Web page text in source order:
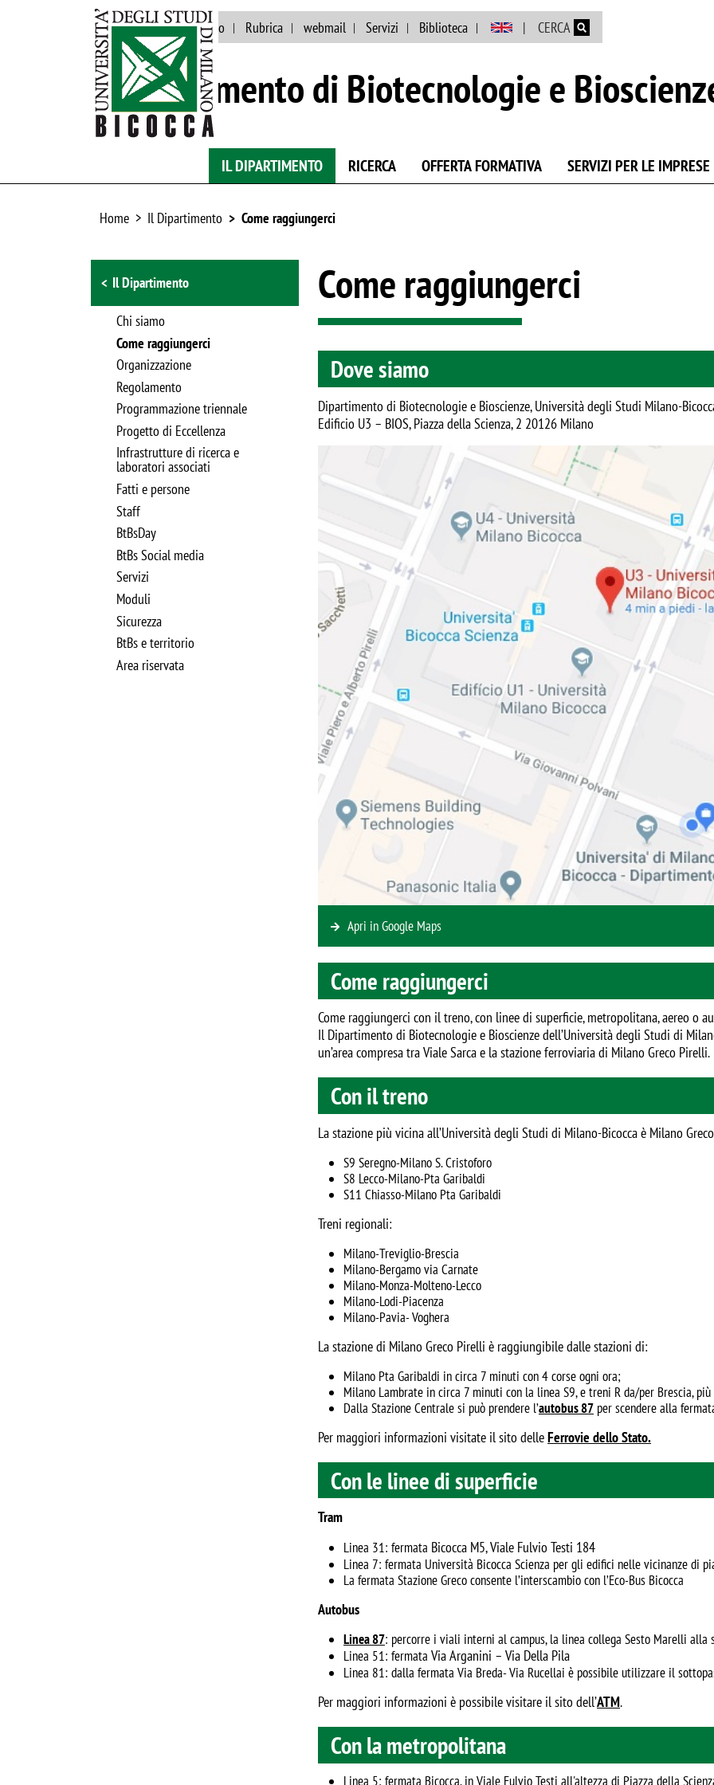
Salta al contenuto principale
Eventi e news Ateneo Rubrica webmail Servizi Biblioteca CERCA
Dipartimento di Biotecnologie e
IL DIPARTIMENTO RICERCA OFFERTA FORMATIVA SERVIZI PER LE IMPRESE
Home Il Dipartimento Come raggiungerci
Browse the section
Il Dipartimento
Chi siamo
Come raggiungerci
Organizzazione
Regolamento
Programmazione triennale
Progetto di Eccellenza
Infrastrutture di ricerca e
laboratori associati
Fatti e persone
Staff
BtBsDay
BtBs Social media
Servizi
Moduli
Sicurezza
BtBs e territorio
Area riservata
Come raggiungerci
Dove siamo
Dipartimento di Biotecnologie e Bioscienze, Università degli Studi Milano-
Edificio U3 – BIOS, Piazza della Scienza, 2 20126 Milano
Apri in Google Maps
Come raggiungerci
Come raggiungerci con il treno, con linee di superficie, metropolitana, aereo o
Il Dipartimento di Biotecnologie e Bioscienze dell’Università degli Studi di
un’area compresa tra Viale Sarca e la stazione ferroviaria di Milano Greco Pirelli.
Con il treno
La stazione più vicina all’Università degli Studi di Milano-Bicocca è Milano
S9 Seregno-Milano S. Cristoforo
S8 Lecco-Milano-Pta Garibaldi
S11 Chiasso-Milano Pta Garibaldi
Treni regionali:
Milano-Treviglio-Brescia
Milano-Bergamo via Carnate
Milano-Monza-Molteno-Lecco
Milano-Lodi-Piacenza
Milano-Pavia- Voghera
La stazione di Milano Greco Pirelli è raggiungibile dalle stazioni di:
Milano Pta Garibaldi in circa 7 minuti con 4 corse ogni ora;
Milano Lambrate in circa 7 minuti con la linea S9, e treni R da/per Brescia,
Dalla Stazione Centrale si può prendere l’autobus 87 per scendere alla
Per maggiori informazioni visitate il sito delleFerrovie dello Stato.
Con le linee di superficie
Tram
Linea 31: fermata Bicocca M5,Viale Fulvio Testi 184
Linea 7: fermata Università Bicocca Scienza per gli edifici nelle vicinanze di
La fermata Stazione Greco consente l’interscambio con l’Eco-Bus Bicocca
Autobus
Linea 87: percorre i viali interni al campus, la linea collega Sesto Marelli alla
Linea 51: fermata Via Arganini – Via Della Pila
Linea 81: dalla fermata Via Breda- Via Rucellai è possibile utilizzare il
Per maggiori informazioni è possibile visitare il sito dell’ATM.
Con la metropolitana
Linea 5: fermata Bicocca, in Viale Fulvio Testi all'altezza di Piazza della